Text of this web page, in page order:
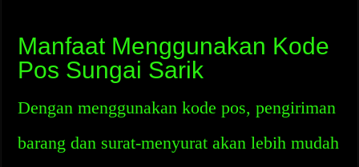
Manfaat Menggunakan Kode
Pos Sungai Sarik
Dengan menggunakan kode pos, pengiriman
barang dan surat-menyurat akan lebih mudah